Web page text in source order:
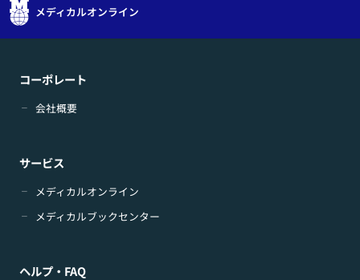
メディカルオンライン
コーポレート
会社概要
サービス
メディカルオンライン
メディカルブックセンター
ヘルプ・FAQ